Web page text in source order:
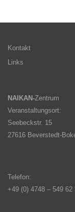
Kontakt
Links
NAIKAN-Zentrum
Veranstaltungsort:
Seebeckstr. 15
27616 Beverstedt-
Telefon:
+49 (0) 4748 – 549 62